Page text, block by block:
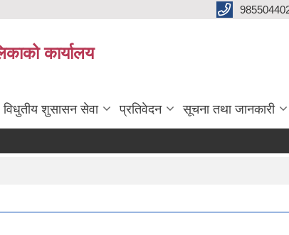
कार्यालय
विधुतीय शुसासन सेवा प्रतिवेदन सूचना तथा जानकारी